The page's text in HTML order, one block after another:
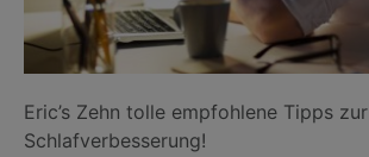
Eric’s Zehn tolle empfohlene Tipps zur
Schlafverbesserung!